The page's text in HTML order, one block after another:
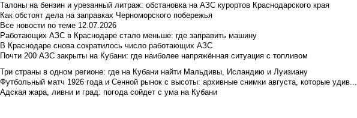
Талоны на бензин и урезанный литраж: обстановка на АЗС курортов Краснодарского края
Как обстоят дела на заправках Черноморского побережья
Все новости по теме 12.07.2026
Работающих АЗС в Краснодаре стало меньше: где заправить машину
В Краснодаре снова сократилось число работающих АЗС
Почти 200 АЗС закрыты на Кубани: где наиболее напряжённая ситуация с топливом
Три страны в одном регионе: где на Кубани найти Мальдивы, Исландию и Луизиану
Футбольный матч 1926 года и Сенной рынок с высоты: архивные снимки августа, которые удив...
Адская жара, ливни и град: погода сойдет с ума на Кубани